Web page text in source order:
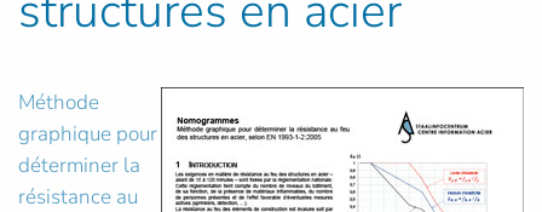
Méthode
graphique pour
déterminer la
résistance au